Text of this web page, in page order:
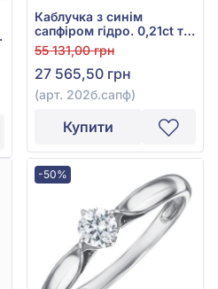
Каблучка з синім
сапфіром гідро. 0,21ct та
діамантом 0,078ct із
білого золота 585°, арт.
202б.сапф
55 131,00 грн
27 565,50 грн
(арт. 202б.сапф)
Купити
-50%